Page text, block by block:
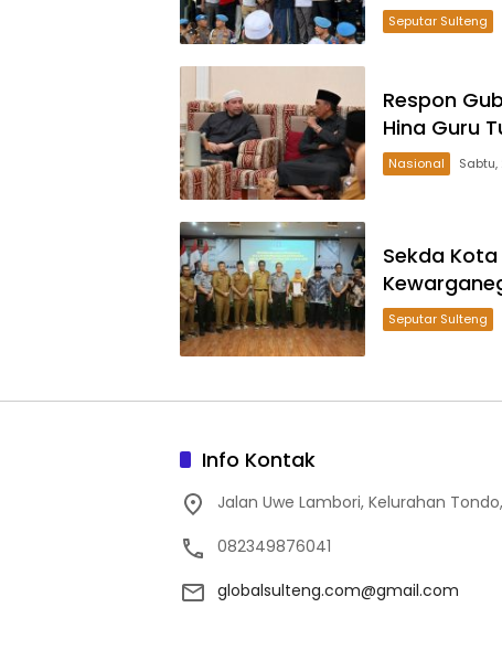
Seputar Sulteng
Respon
Hina Guru
Nasional
Sekda
Seputar Sulteng
Info Kontak
Jalan Uwe Lambori, Kelurahan
082349876041
globalsulteng.com@gmail.com